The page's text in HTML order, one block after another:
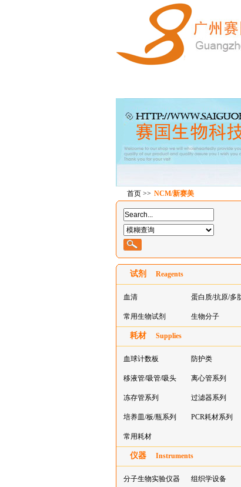
首页 >> NCM/新赛美
试剂 Reagents
血清 蛋白质/抗原/多
酶
常用生物试剂 生物分子
耗材 Supplies
血球计数板 防护类
移液管/吸管/吸头
系列
离心管系列
冻存管系列 过滤器系列
培养皿/板/瓶系列 PCR耗材系列
常用耗材
仪器 Instruments
分子生物实验仪器 组织学设备